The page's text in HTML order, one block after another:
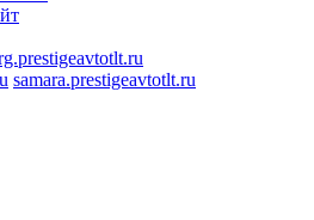
samara.prestigeavtotlt.ru